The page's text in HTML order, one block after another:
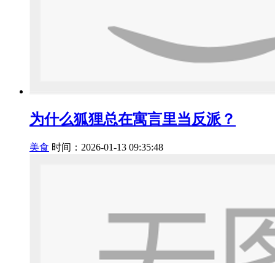
为什么狐狸总在寓言里当反派？
美食 时间：2026-01-13 09:35:48